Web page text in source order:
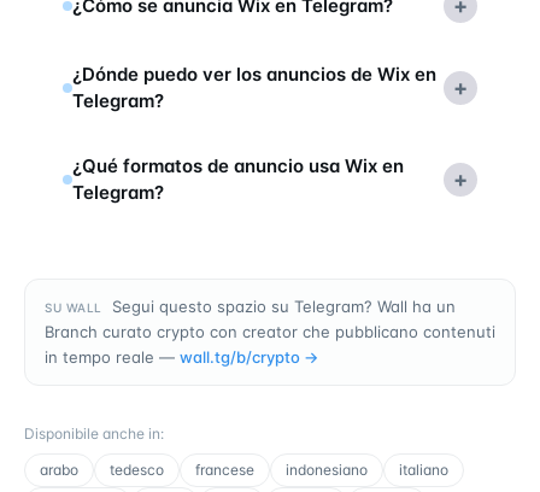
¿Cómo se anuncia Wix en Telegram? +
¿Dónde puedo ver los anuncios de Wix en
Telegram?
+
¿Qué formatos de anuncio usa Wix en
Telegram?
+
SU WALL
Segui questo spazio su Telegram? Wall ha un
Branch curato crypto con creator che pubblicano contenuti
in tempo reale — wall.tg/b/crypto →
Disponibile anche in:
arabo
tedesco francese indonesiano
italiano